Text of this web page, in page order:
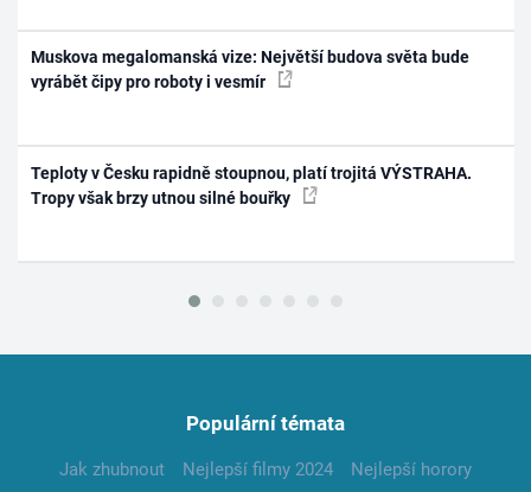
Muskova megalomanská vize: Největší budova světa bude
vyrábět čipy pro roboty i vesmír
Teploty v Česku rapidně stoupnou, platí trojitá VÝSTRAHA.
Tropy však brzy utnou silné bouřky
Populární témata
Jak zhubnout Nejlepší filmy 2024
Nejlepší horory